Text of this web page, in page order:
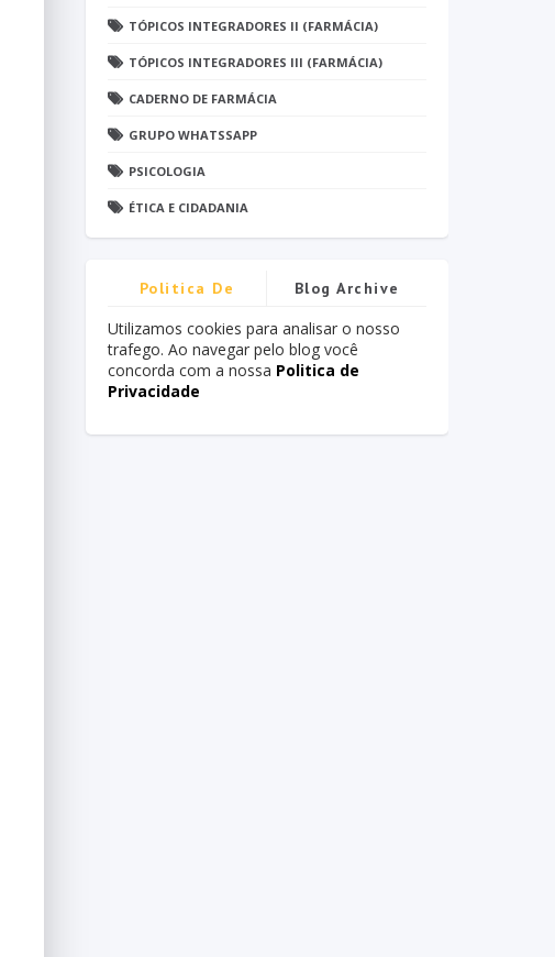
TÓPICOS INTEGRADORES II (FARMÁCIA)
TÓPICOS INTEGRADORES III (FARMÁCIA)
CADERNO DE FARMÁCIA
GRUPO WHATSSAPP
PSICOLOGIA
ÉTICA E CIDADANIA
Politica De
Privacidade
Blog Archive
Utilizamos cookies para analisar o nosso
trafego. Ao navegar pelo blog você
concorda com a nossa Politica de
Privacidade